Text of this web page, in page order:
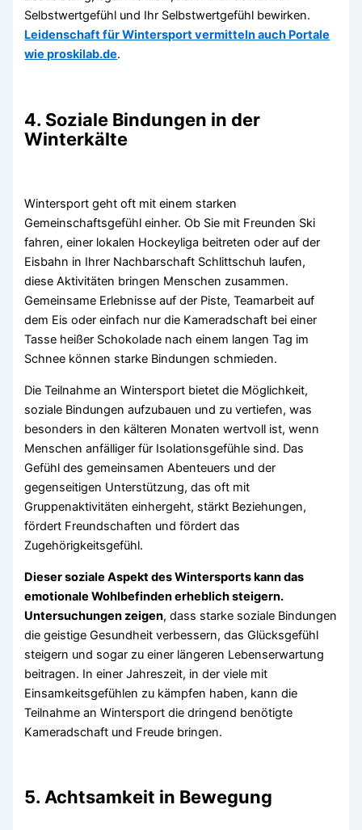
Selbstwertgefühl und Ihr Selbstwertgefühl bewirken.
Leidenschaft für Wintersport vermitteln auch Portale
wie proskilab.de.
4. Soziale Bindungen in der
Winterkälte
Wintersport geht oft mit einem starken
Gemeinschaftsgefühl einher. Ob Sie mit Freunden Ski
fahren, einer lokalen Hockeyliga beitreten oder auf der
Eisbahn in Ihrer Nachbarschaft Schlittschuh laufen,
diese Aktivitäten bringen Menschen zusammen.
Gemeinsame Erlebnisse auf der Piste, Teamarbeit auf
dem Eis oder einfach nur die Kameradschaft bei einer
Tasse heißer Schokolade nach einem langen Tag im
Schnee können starke Bindungen schmieden.
Die Teilnahme an Wintersport bietet die Möglichkeit,
soziale Bindungen aufzubauen und zu vertiefen, was
besonders in den kälteren Monaten wertvoll ist, wenn
Menschen anfälliger für Isolationsgefühle sind. Das
Gefühl des gemeinsamen Abenteuers und der
gegenseitigen Unterstützung, das oft mit
Gruppenaktivitäten einhergeht, stärkt Beziehungen,
fördert Freundschaften und fördert das
Zugehörigkeitsgefühl.
Dieser soziale Aspekt des Wintersports kann das
emotionale Wohlbefinden erheblich steigern.
Untersuchungen zeigen, dass starke soziale Bindungen
die geistige Gesundheit verbessern, das Glücksgefühl
steigern und sogar zu einer längeren Lebenserwartung
beitragen. In einer Jahreszeit, in der viele mit
Einsamkeitsgefühlen zu kämpfen haben, kann die
Teilnahme an Wintersport die dringend benötigte
Kameradschaft und Freude bringen.
5. Achtsamkeit in Bewegung